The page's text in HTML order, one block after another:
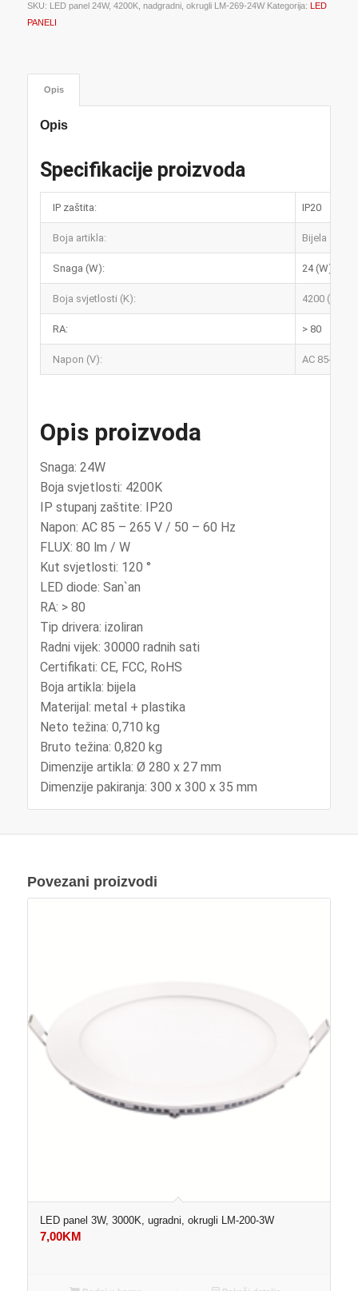
SKU: LED panel 24W, 4200K, nadgradni, okrugli LM-269-24W Kategorija: LED
PANELI
Opis
Opis
Specifikacije proizvoda
IP zaštita: IP20
Boja artikla: Bijela
Snaga (W): 24 (W)
Boja svjetlosti (K): 4200 (K)
RA: > 80
Napon (V): AC 85-
Opis proizvoda
Snaga: 24W
Boja svjetlosti: 4200K
IP stupanj zaštite: IP20
Napon: AC 85 – 265 V / 50 – 60 Hz
FLUX: 80 lm / W
Kut svjetlosti: 120 °
LED diode: San`an
RA: > 80
Tip drivera: izoliran
Radni vijek: 30000 radnih sati
Certifikati: CE, FCC, RoHS
Boja artikla: bijela
Materijal: metal + plastika
Neto težina: 0,710 kg
Bruto težina: 0,820 kg
Dimenzije artikla: Ø 280 x 27 mm
Dimenzije pakiranja: 300 x 300 x 35 mm
Povezani proizvodi
LED panel 3W, 3000K, ugradni, okrugli LM-200-3W
7,00KM